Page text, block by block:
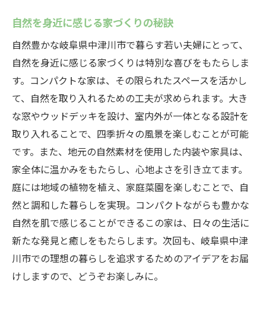
自然を身近に感じる家づくりの秘訣
自然豊かな岐阜県中津川市で暮らす若い夫婦にとって、
自然を身近に感じる家づくりは特別な喜びをもたらしま
す。コンパクトな家は、その限られたスペースを活かし
て、自然を取り入れるための工夫が求められます。大き
な窓やウッドデッキを設け、室内外が一体となる設計を
取り入れることで、四季折々の風景を楽しむことが可能
です。また、地元の自然素材を使用した内装や家具は、
家全体に温かみをもたらし、心地よさを引き立てます。
庭には地域の植物を植え、家庭菜園を楽しむことで、自
然と調和した暮らしを実現。コンパクトながらも豊かな
自然を肌で感じることができるこの家は、日々の生活に
新たな発見と癒しをもたらします。次回も、岐阜県中津
川市での理想の暮らしを追求するためのアイデアをお届
けしますので、どうぞお楽しみに。